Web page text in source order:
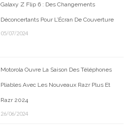
Galaxy Z Flip 6 : Des Changements
Déconcertants Pour L’Écran De Couverture
05/07/2024
Motorola Ouvre La Saison Des Téléphones
Pliables Avec Les Nouveaux Razr Plus Et
Razr 2024
26/06/2024